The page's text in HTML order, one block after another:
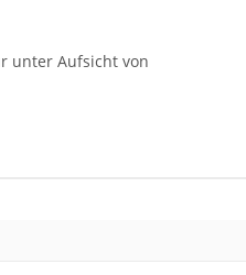
unter Aufsicht von